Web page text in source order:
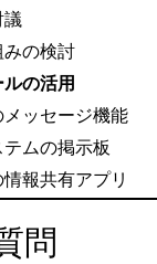
議
の検討
の活用
ッセージ機能
ムの掲示板
報共有アプリ
問